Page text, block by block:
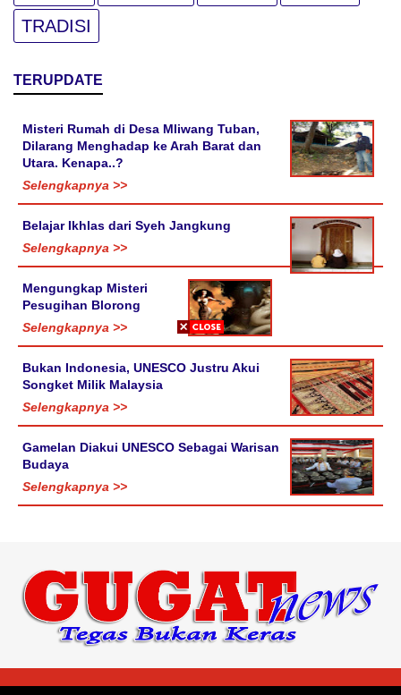
TRADISI
TERUPDATE
Misteri Rumah di Desa Mliwang Tuban,
Dilarang Menghadap ke Arah Barat dan
Utara. Kenapa..?
Selengkapnya >>
Belajar Ikhlas dari Syeh Jangkung
Selengkapnya >>
Mengungkap Misteri
Pesugihan Blorong
Selengkapnya >>
Bukan Indonesia, UNESCO Justru Akui
Songket Milik Malaysia
Selengkapnya >>
Gamelan Diakui UNESCO Sebagai Warisan
Budaya
Selengkapnya >>